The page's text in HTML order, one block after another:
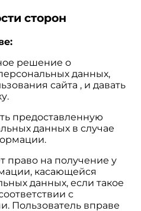
сторон
решение о
данных,
сайта , и давать
предоставленную
данных в случае
право на получение у
касающейся
данных, если такое
с
Пользователь вправе